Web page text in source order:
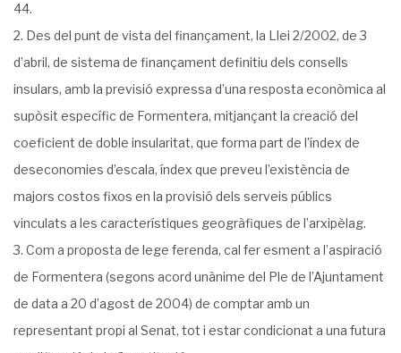
44.
Des del punt de vista del finançament, la Llei 2/2002, de 3
d’abril, de sistema de finançament definitiu dels consells
insulars, amb la previsió expressa d’una resposta econòmica al
supòsit específic de Formentera, mitjançant la creació del
coeficient de doble insularitat, que forma part de l’índex de
deseconomies d’escala, índex que preveu l’existència de
majors costos fixos en la provisió dels serveis públics
vinculats a les característiques geogràfiques de l’arxipèlag.
Com a proposta de lege ferenda, cal fer esment a l’aspiració
de Formentera (segons acord unànime del Ple de l’Ajuntament
de data a 20 d’agost de 2004) de comptar amb un
representant propi al Senat, tot i estar condicionat a una futura